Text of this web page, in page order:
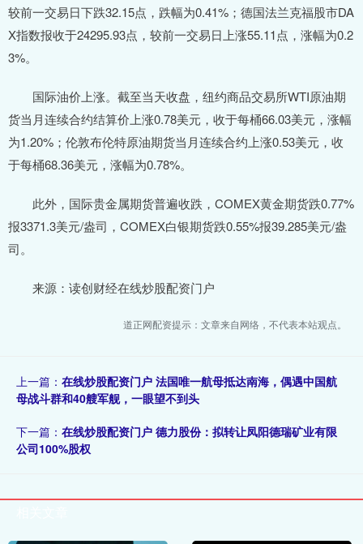
较前一交易日下跌32.15点，跌幅为0.41%；德国法兰克福股市DA
X指数报收于24295.93点，较前一交易日上涨55.11点，涨幅为0.2
3%。
国际油价上涨。截至当天收盘，纽约商品交易所WTI原油期
货当月连续合约结算价上涨0.78美元，收于每桶66.03美元，涨幅
为1.20%；伦敦布伦特原油期货当月连续合约上涨0.53美元，收
于每桶68.36美元，涨幅为0.78%。
此外，国际贵金属期货普遍收跌，COMEX黄金期货跌0.77%
报3371.3美元/盎司，COMEX白银期货跌0.55%报39.285美元/盎
司。
来源：读创财经在线炒股配资门户
道正网配资提示：文章来自网络，不代表本站观点。
上一篇： 在线炒股配资门户 法国唯一航母抵达南海，偶遇中国航
母战斗群和40艘军舰，一眼望不到头
下一篇： 在线炒股配资门户 德力股份：拟转让凤阳德瑞矿业有限
公司100%股权